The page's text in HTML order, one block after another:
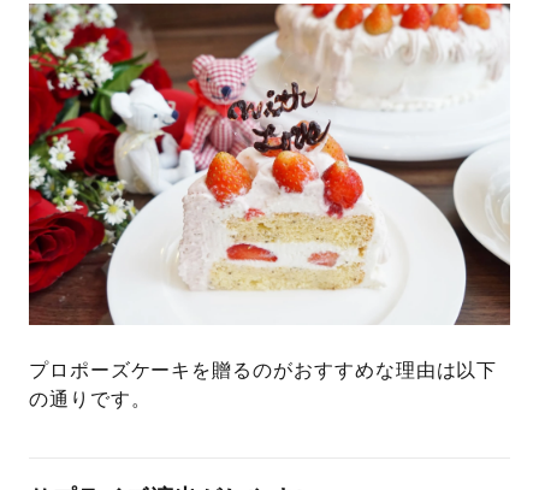
プロポーズケーキを贈るのがおすすめな理由は以下
の通りです。